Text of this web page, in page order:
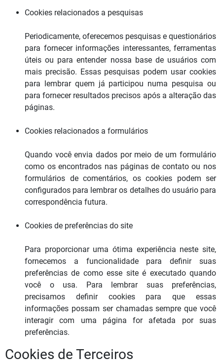
Cookies relacionados a pesquisas
Periodicamente, oferecemos pesquisas e questionários
para fornecer informações interessantes, ferramentas
úteis ou para entender nossa base de usuários com
mais precisão. Essas pesquisas podem usar cookies
para lembrar quem já participou numa pesquisa ou
para fornecer resultados precisos após a alteração das
páginas.
Cookies relacionados a formulários
Quando você envia dados por meio de um formulário
como os encontrados nas páginas de contato ou nos
formulários de comentários, os cookies podem ser
configurados para lembrar os detalhes do usuário para
correspondência futura.
Cookies de preferências do site
Para proporcionar uma ótima experiência neste site,
fornecemos a funcionalidade para definir suas
preferências de como esse site é executado quando
você o usa. Para lembrar suas preferências,
precisamos definir cookies para que essas
informações possam ser chamadas sempre que você
interagir com uma página for afetada por suas
preferências.
Cookies de Terceiros